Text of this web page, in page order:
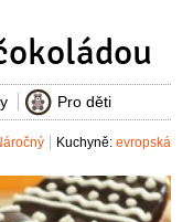
Pro děti
Kuchyně: evropská